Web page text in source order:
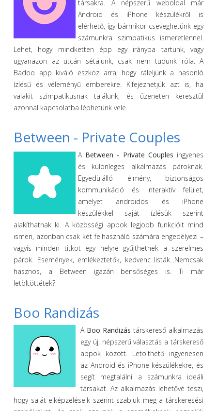
társakra. A népszerű weboldal már
Android és iPhone készülékről is
elérhető, így bármikor cseveghetünk egy
számunkra szimpatikus ismeretlennel.
Lehet, hogy mindketten épp egy irányba tartunk, vagy
ugyanazon az utcán sétálunk, csak nem tudunk róla. A
Badoo app kiváló eszköz arra, hogy ráleljünk a hasonló
ízlésű és véleményű emberekre. Kifejezhetjük azt is, ha
valakit szimpatikusnak találunk, és üzeneten keresztül
azonnal kapcsolatba léphetünk vele.
Between - Private Couples
A Between - Private Couples ingyenes
és különleges alkalmazás pároknak.
Egyedülálló élmény, biztonságos
kommunikáció és interaktív felület,
amelyet androidos és iPhone
készülékkel saját ízlésük szerint
alakíthatnak ki. A közösségi appok legjobb funkcióit mind
ismeri, azonban csak két felhasználó számára engedélyezi –
vagyis minden titkot egy helyre gyűjthetnek a szerelmes
párok. Események, emlékeztetők, kedvenc listák...Nemcsak
hasznos, a Between igazán bensőséges is. Ti már
letöltöttétek?
Boo Randizás
A Boo Randizás társkereső alkalmazás
egy új, népszerű választás a társkereső
appok között. Letölthető ingyenesen
az Android és iPhone készülékekre, és
segít megtalálni a számunkra ideáli
társakat. Az alkalmazás lehetővé teszi,
hogy saját elképzeléseik szerint szabjuk meg a társkeresési